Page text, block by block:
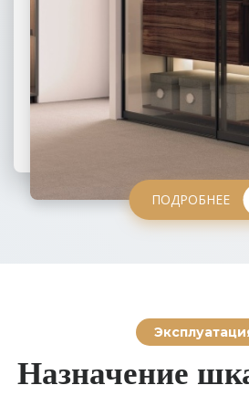
ПОДРОБНЕЕ
ПОДРОБНЕЕ
Назначение